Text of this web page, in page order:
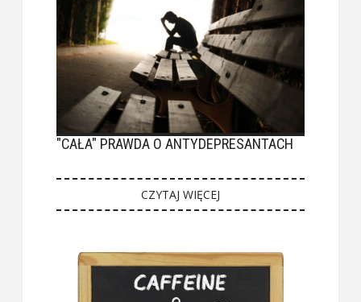
"CAŁA" PRAWDA O ANTYDEPRESANTACH
CZYTAJ WIĘCEJ